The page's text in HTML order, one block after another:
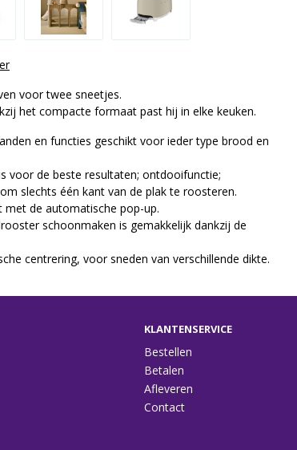
sleuven voor twee sneetjes.
formaat past hij in elke keuken.
en functies geschikt voor ieder type brood en
voor de beste resultaten; ontdooifunctie;
slechts één kant van de plak te roosteren.
de automatische pop-up.
schoonmaken is gemakkelijk dankzij de
centrering, voor sneden van verschillende dikte.
KLANTENSERVICE
Bestellen
Betalen
Afleveren
Contact